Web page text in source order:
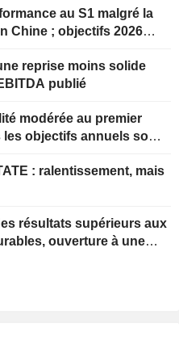
Chine ; objectifs 2026
publié
les objectifs annuels sont
mais
ouverture à une